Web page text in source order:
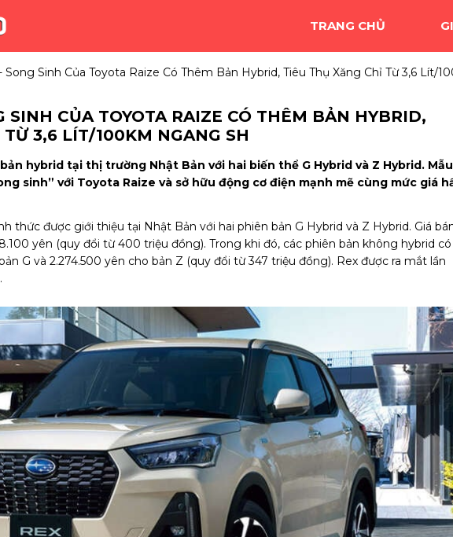
TRANG CHỦ
Song Sinh Của Toyota Raize Có Thêm Bản Hybrid, Tiêu Thụ Xăng Chỉ Từ 3,6 Lít/
SINH CỦA TOYOTA RAIZE CÓ THÊM BẢN HYBRID,
3,6 LÍT/100KM NGANG SH
hybrid tại thị trường Nhật Bản với hai biến thể G Hybrid và Z Hybrid. Mẫu
sinh” với Toyota Raize và sở hữu động cơ điện mạnh mẽ cùng mức giá
thức được giới thiệu tại Nhật Bản với hai phiên bản G Hybrid và Z Hybrid. Giá
yên (quy đổi từ 400 triệu đồng). Trong khi đó, các phiên bản không hybrid có
G và 2.274.500 yên cho bản Z (quy đổi từ 347 triệu đồng). Rex được ra mắt lần